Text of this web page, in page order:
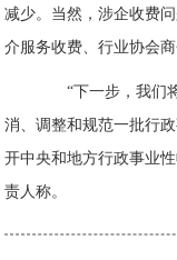
减少。当然，涉企收费
介服务收费、行业协会
“下一步，我们将
消、调整和规范一批行
开中央和地方行政事业
责人称。